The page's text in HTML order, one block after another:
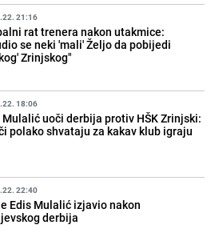
21:16
rat trenera nakon utakmice:
se neki 'mali' Željo da pobijedi
Zrinjskog"
18:06
Mulalić uoči derbija protiv HŠK Zrinjski:
polako shvataju za kakav klub igraju
22:40
Edis Mulalić izjavio nakon
derbija